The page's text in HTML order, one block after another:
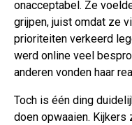
onacceptabel. Ze
grijpen, juist omdat ze
prioriteiten verkeerd
werd online veel
anderen vonden haar
Toch is één ding
doen opwaaien.